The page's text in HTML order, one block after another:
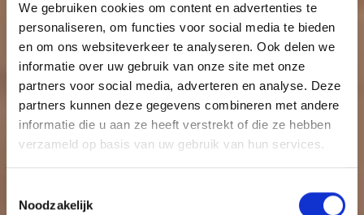
We gebruiken cookies om content en advertenties te
personaliseren, om functies voor social media te bieden
en om ons websiteverkeer te analyseren. Ook delen we
informatie over uw gebruik van onze site met onze
partners voor social media, adverteren en analyse. Deze
partners kunnen deze gegevens combineren met andere
informatie die u aan ze heeft verstrekt of die ze hebben
verzameld op basis van uw gebruik van hun services.
Noodzakelijk